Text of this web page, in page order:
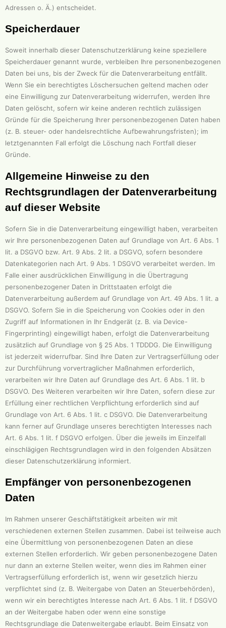
Adressen o. Ä.) entscheidet.
Speicherdauer
Soweit innerhalb dieser Datenschutzerklärung keine speziellere
Speicherdauer genannt wurde, verbleiben Ihre personenbezogenen
Daten bei uns, bis der Zweck für die Datenverarbeitung entfällt.
Wenn Sie ein berechtigtes Löschersuchen geltend machen oder
eine Einwilligung zur Datenverarbeitung widerrufen, werden Ihre
Daten gelöscht, sofern wir keine anderen rechtlich zulässigen
Gründe für die Speicherung Ihrer personenbezogenen Daten haben
(z. B. steuer- oder handelsrechtliche Aufbewahrungsfristen); im
letztgenannten Fall erfolgt die Löschung nach Fortfall dieser
Gründe.
Allgemeine Hinweise zu den
Rechtsgrundlagen der Datenverarbeitung
auf dieser Website
Sofern Sie in die Datenverarbeitung eingewilligt haben, verarbeiten
wir Ihre personenbezogenen Daten auf Grundlage von Art. 6 Abs. 1
lit. a DSGVO bzw. Art. 9 Abs. 2 lit. a DSGVO, sofern besondere
Datenkategorien nach Art. 9 Abs. 1 DSGVO verarbeitet werden. Im
Falle einer ausdrücklichen Einwilligung in die Übertragung
personenbezogener Daten in Drittstaaten erfolgt die
Datenverarbeitung außerdem auf Grundlage von Art. 49 Abs. 1 lit. a
DSGVO. Sofern Sie in die Speicherung von Cookies oder in den
Zugriff auf Informationen in Ihr Endgerät (z. B. via Device-
Fingerprinting) eingewilligt haben, erfolgt die Datenverarbeitung
zusätzlich auf Grundlage von § 25 Abs. 1 TDDDG. Die Einwilligung
ist jederzeit widerrufbar. Sind Ihre Daten zur Vertragserfüllung oder
zur Durchführung vorvertraglicher Maßnahmen erforderlich,
verarbeiten wir Ihre Daten auf Grundlage des Art. 6 Abs. 1 lit. b
DSGVO. Des Weiteren verarbeiten wir Ihre Daten, sofern diese zur
Erfüllung einer rechtlichen Verpflichtung erforderlich sind auf
Grundlage von Art. 6 Abs. 1 lit. c DSGVO. Die Datenverarbeitung
kann ferner auf Grundlage unseres berechtigten Interesses nach
Art. 6 Abs. 1 lit. f DSGVO erfolgen. Über die jeweils im Einzelfall
einschlägigen Rechtsgrundlagen wird in den folgenden Absätzen
dieser Datenschutzerklärung informiert.
Empfänger von personenbezogenen
Daten
Im Rahmen unserer Geschäftstätigkeit arbeiten wir mit
verschiedenen externen Stellen zusammen. Dabei ist teilweise auch
eine Übermittlung von personenbezogenen Daten an diese
externen Stellen erforderlich. Wir geben personenbezogene Daten
nur dann an externe Stellen weiter, wenn dies im Rahmen einer
Vertragserfüllung erforderlich ist, wenn wir gesetzlich hierzu
verpflichtet sind (z. B. Weitergabe von Daten an Steuerbehörden),
wenn wir ein berechtigtes Interesse nach Art. 6 Abs. 1 lit. f DSGVO
an der Weitergabe haben oder wenn eine sonstige
Rechtsgrundlage die Datenweitergabe erlaubt. Beim Einsatz von